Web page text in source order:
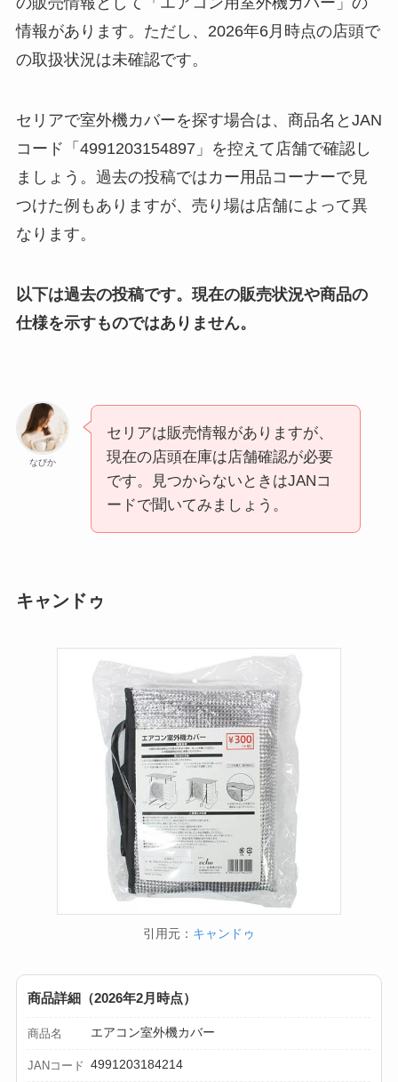
情報があります。ただし、2026年6月時点の店頭で
の取扱状況は未確認です。
セリアで室外機カバーを探す場合は、商品名とJAN
コード「4991203154897」を控えて店舗で確認し
ましょう。過去の投稿ではカー用品コーナーで見
つけた例もありますが、売り場は店舗によって異
なります。
以下は過去の投稿です。現在の販売状況や商品の
仕様を示すものではありません。
なびか
セリアは販売情報がありますが、
現在の店頭在庫は店舗確認が必要
です。見つからないときはJANコ
ードで聞いてみましょう。
キャンドゥ
引用元： キャンドゥ
商品詳細（2026年2月時点）
商品名 エアコン室外機カバー
JANコード 4991203184214